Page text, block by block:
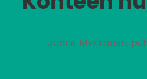
Janne Mykkänen,